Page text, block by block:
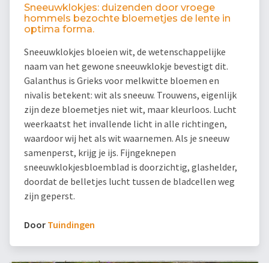
Sneeuwklokjes: duizenden door vroege
hommels bezochte bloemetjes de lente in
optima forma.
Sneeuwklokjes bloeien wit, de wetenschappelijke
naam van het gewone sneeuwklokje bevestigt dit.
Galanthus is Grieks voor melkwitte bloemen en
nivalis betekent: wit als sneeuw. Trouwens, eigenlijk
zijn deze bloemetjes niet wit, maar kleurloos. Lucht
weerkaatst het invallende licht in alle richtingen,
waardoor wij het als wit waarnemen. Als je sneeuw
samenperst, krijg je ijs. Fijngeknepen
sneeuwklokjesbloemblad is doorzichtig, glashelder,
doordat de belletjes lucht tussen de bladcellen weg
zijn geperst.
Door Tuindingen